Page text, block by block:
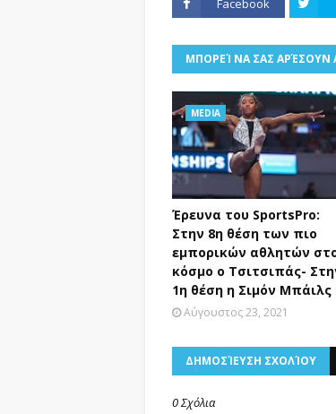
ΜΠΟΡΕΊ ΝΑ ΣΑΣ ΑΡΈΣΟΥΝ
MEDIA
Έρευνα του SportsPro:
Στην 8η θέση των πιο
εμπορικών αθλητών
κόσμο ο Τσιτσιπάς-
1η θέση η Σιμόν Μπάιλς
Αύγουστος 23, 2021
ΔΗΜΟΣΊΕΥΣΗ ΣΧΟΛΊΟΥ
0 Σχόλια